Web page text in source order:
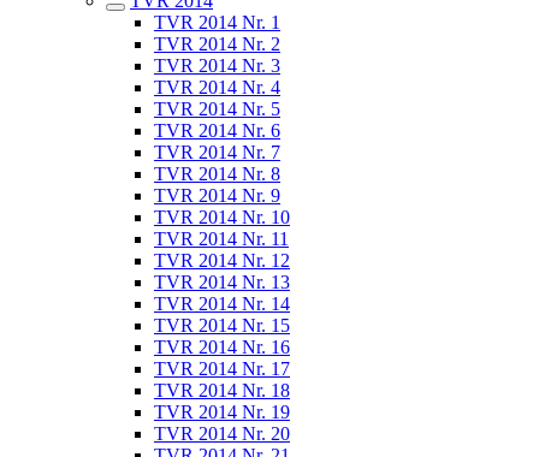
TVR 2014 Nr. 1
TVR 2014 Nr. 2
TVR 2014 Nr. 3
TVR 2014 Nr. 4
TVR 2014 Nr. 5
TVR 2014 Nr. 6
TVR 2014 Nr. 7
TVR 2014 Nr. 8
TVR 2014 Nr. 9
TVR 2014 Nr. 10
TVR 2014 Nr. 11
TVR 2014 Nr. 12
TVR 2014 Nr. 13
TVR 2014 Nr. 14
TVR 2014 Nr. 15
TVR 2014 Nr. 16
TVR 2014 Nr. 17
TVR 2014 Nr. 18
TVR 2014 Nr. 19
TVR 2014 Nr. 20